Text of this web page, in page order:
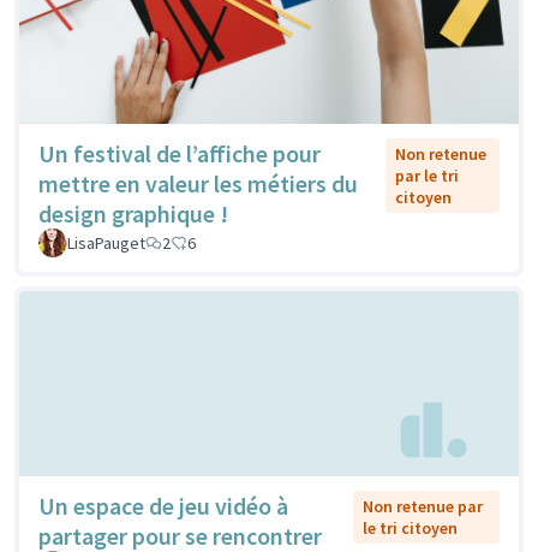
Un festival de l’affiche pour
mettre en valeur les métiers du
design graphique !
Non retenue
par le tri
citoyen
LisaPauget 2 6
Un espace de jeu vidéo à
partager pour se rencontrer
Non retenue par
le tri citoyen